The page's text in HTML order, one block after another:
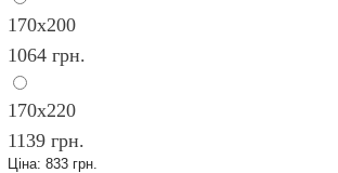
170х200
1064 грн.
170х220
1139 грн.
Ціна: 833 грн.